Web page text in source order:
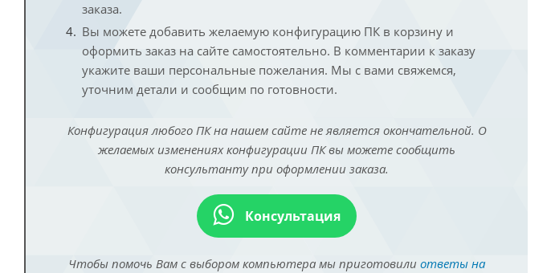
заказа.
Вы можете добавить желаемую конфигурацию ПК в корзину и
оформить заказ на сайте самостоятельно. В комментарии к заказу
укажите ваши персональные пожелания. Мы с вами свяжемся,
уточним детали и сообщим по готовности.
Конфигурация любого ПК на нашем сайте не является окончательной. О
желаемых изменениях конфигурации ПК вы можете сообщить
консультанту при оформлении заказа.
Консультация
Чтобы помочь Вам с выбором компьютера мы приготовили ответы на